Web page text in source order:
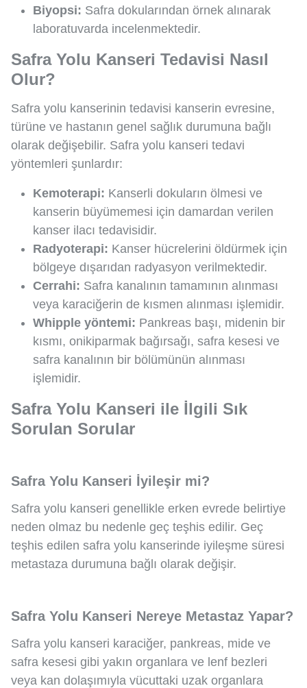
Biyopsi: Safra dokularından örnek alınarak
laboratuvarda incelenmektedir.
Safra Yolu Kanseri Tedavisi Nasıl
Olur?
Safra yolu kanserinin tedavisi kanserin evresine,
türüne ve hastanın genel sağlık durumuna bağlı
olarak değişebilir. Safra yolu kanseri tedavi
yöntemleri şunlardır:
Kemoterapi: Kanserli dokuların ölmesi ve
kanserin büyümemesi için damardan verilen
kanser ilacı tedavisidir.
Radyoterapi: Kanser hücrelerini öldürmek için
bölgeye dışarıdan radyasyon verilmektedir.
Cerrahi: Safra kanalının tamamının alınması
veya karaciğerin de kısmen alınması işlemidir.
Whipple yöntemi: Pankreas başı, midenin bir
kısmı, onikiparmak bağırsağı, safra kesesi ve
safra kanalının bir bölümünün alınması
işlemidir.
Safra Yolu Kanseri ile İlgili Sık
Sorulan Sorular
Safra Yolu Kanseri İyileşir mi?
Safra yolu kanseri genellikle erken evrede belirtiye
neden olmaz bu nedenle geç teşhis edilir. Geç
teşhis edilen safra yolu kanserinde iyileşme süresi
metastaza durumuna bağlı olarak değişir.
Safra Yolu Kanseri Nereye Metastaz Yapar?
Safra yolu kanseri karaciğer, pankreas, mide ve
safra kesesi gibi yakın organlara ve lenf bezleri
veya kan dolaşımıyla vücuttaki uzak organlara